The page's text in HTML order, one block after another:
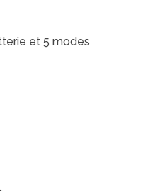
et 5 modes